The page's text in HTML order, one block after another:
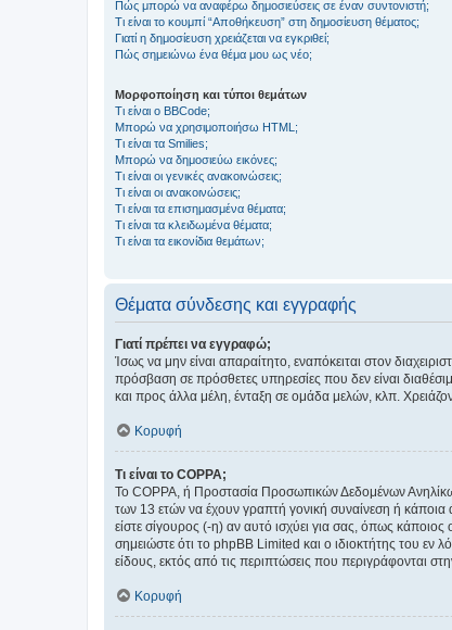
Πώς μπορώ να αναφέρω δημοσιεύσεις σε έναν συντονιστή;
Τι είναι το κουμπί “Αποθήκευση” στη δημοσίευση θέματος;
Γιατί η δημοσίευση χρειάζεται να εγκριθεί;
Πώς σημειώνω ένα θέμα μου ως νέο;
Μορφοποίηση και τύποι θεμάτων
Τι είναι ο BBCode;
Μπορώ να χρησιμοποιήσω HTML;
Τι είναι τα Smilies;
Μπορώ να δημοσιεύω εικόνες;
Τι είναι οι γενικές ανακοινώσεις;
Τι είναι οι ανακοινώσεις;
Τι είναι τα επισημασμένα θέματα;
Τι είναι τα κλειδωμένα θέματα;
Τι είναι τα εικονίδια θεμάτων;
Θέματα σύνδεσης και εγγραφής
Γιατί πρέπει να εγγραφώ;
Ίσως να μην είναι απαραίτητο, εναπόκειται στον
πρόσβαση σε πρόσθετες υπηρεσίες που δεν είναι
και προς άλλα μέλη, ένταξη σε ομάδα μελών, κλπ.
Κορυφή
Τι είναι το COPPA;
Το COPPA, ή Προστασία Προσωπικών Δεδομένων
των 13 ετών να έχουν γραπτή γονική συναίνεση ή
είστε σίγουρος (-η) αν αυτό ισχύει για σας, όπως
σημειώστε ότι το phpBB Limited και ο ιδιοκτήτης του
είδους, εκτός από τις περιπτώσεις που περιγράφονται
Κορυφή